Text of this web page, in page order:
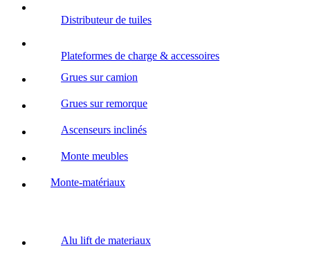
Distributeur de tuiles
Plateformes de charge & accessoires
Grues sur camion
Grues sur remorque
Ascenseurs inclinés
Monte meubles
Monte-matériaux
Alu lift de materiaux